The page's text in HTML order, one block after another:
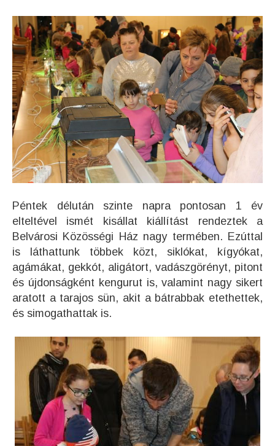
Péntek délután szinte napra pontosan 1 év
elteltével ismét kisállat kiállítást rendeztek a
Belvárosi Közösségi Ház nagy termében. Ezúttal
is láthattunk többek közt, siklókat, kígyókat,
agámákat, gekkót, aligátort, vadászgörényt, pitont
és újdonságként kengurut is, valamint nagy sikert
aratott a tarajos sün, akit a bátrabbak etethettek,
és simogathattak is.